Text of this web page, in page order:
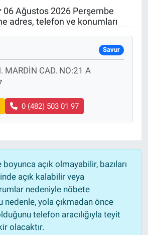
06 Ağustos 2026 Perşembe
adres, telefon ve konumları
Savur
MARDİN CAD. NO:21 A
0 (482) 503 01 97
açık olmayabilir, bazıları
açık kalabilir veya
nedeniyle nöbete
nedenle, yola çıkmadan önce
telefon aracılığıyla teyit
olacaktır.